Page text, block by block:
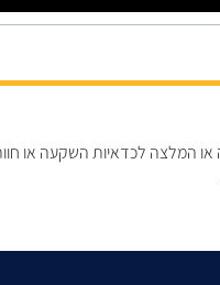
המלצה לכדאיות השקעה או